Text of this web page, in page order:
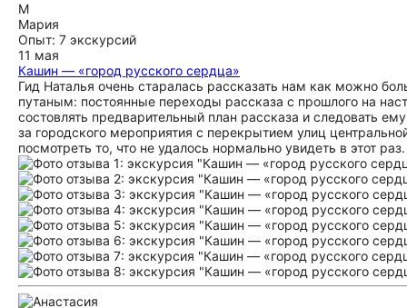
М
Мария
Опыт: 7 экскурсий
11 мая
Кашин — «город русского сердца»
Гид Наталья очень старалась рассказать нам как можно
путаным: постоянные переходы рассказа с прошлого на
состовлять предварительный план рассказа и следовать
за городского мероприятия с перекрытием улиц
посмотреть то, что не удалось нормально увидеть в этот раз.